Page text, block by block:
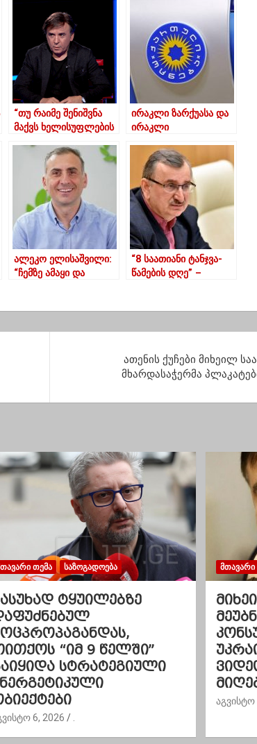
“თუ რაიმე შენიშვნა
მაქვს ხელისუფლების
ყოფიდან
გამომდინარეა”
ირაკლი ზარქუასა და
ირაკლი
კორონავირუსი
დაუდასტურდა
ალეკო ელისაშვილი:
“ჩემზე ამაყი და
“8 საათიანი ტანჯვა-
წამების დღე” –
გამოსვლაზე
ათენის ქუჩები მიხეილ
მხარდასაჭერმა
ᲗᲔᲛᲐ ᲡᲐᲖᲝᲒᲐᲓᲝᲔᲑᲐ
ტყუილებზე
“იმ 9 წელში”
სტრატეგიული
6, 2026
ᲛᲗᲐᲕᲐᲠᲘ
აგვისტო